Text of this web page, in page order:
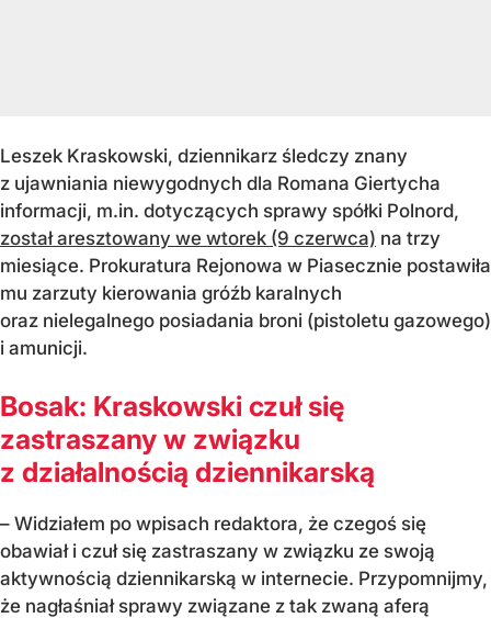
Leszek Kraskowski, dziennikarz śledczy znany
z ujawniania niewygodnych dla Romana Giertycha
informacji, m.in. dotyczących sprawy spółki Polnord,
został aresztowany we wtorek (9 czerwca) na trzy
miesiące. Prokuratura Rejonowa w Piasecznie postawiła
mu zarzuty kierowania gróźb karalnych
oraz nielegalnego posiadania broni (pistoletu gazowego)
i amunicji.
Bosak: Kraskowski czuł się
zastraszany w związku
z działalnością dziennikarską
– Widziałem po wpisach redaktora, że czegoś się
obawiał i czuł się zastraszany w związku ze swoją
aktywnością dziennikarską w internecie. Przypomnijmy,
że nagłaśniał sprawy związane z tak zwaną aferą